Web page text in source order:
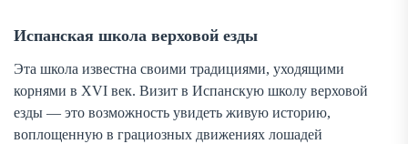
Испанская школа верховой езды
Эта школа известна своими традициями, уходящими
корнями в XVI век. Визит в Испанскую школу верховой
езды — это возможность увидеть живую историю,
воплощенную в грациозных движениях лошадей